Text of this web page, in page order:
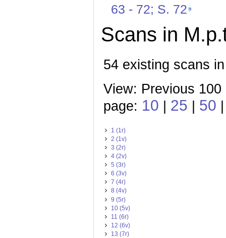
63 - 72; S. 72
Scans in
54 existing scans
View: Previous
page: 10 25 50
1 (1r)
2 (1v)
3 (2r)
4 (2v)
5 (3r)
6 (3v)
7 (4r)
8 (4v)
9 (5r)
10 (5v)
11 (6r)
12 (6v)
13 (7r)